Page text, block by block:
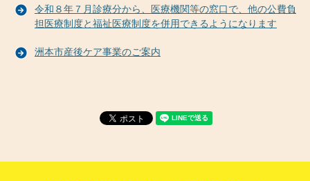
令和８年７月診療分から、医療機関等の窓口で、他の公費負
担医療制度と福祉医療制度を併用できるようになります
洲本市産後ケア事業のご案内